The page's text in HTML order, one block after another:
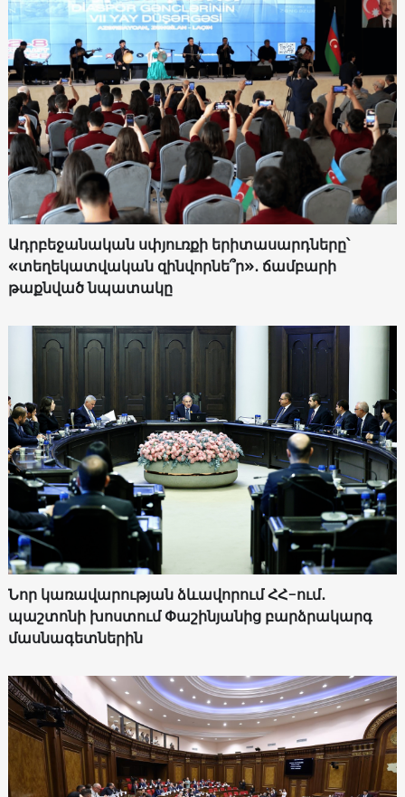
Ադրբեջանական սփյուռքի երիտասարդները՝
«տեղեկատվական զինվորնե՞ր»․ ճամբարի
թաքնված նպատակը
Նոր կառավարության ձևավորում ՀՀ-ում․
պաշտոնի խոստում Փաշինյանից բարձրակարգ
մասնագետներին